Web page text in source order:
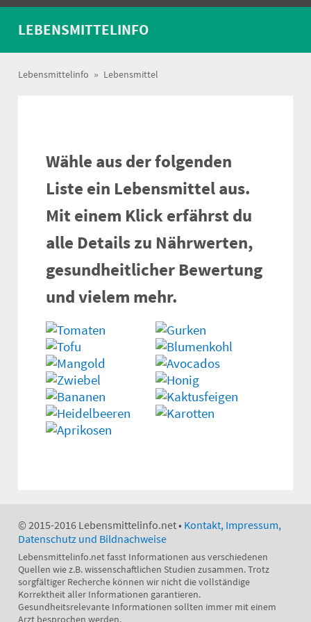
LEBENSMITTELINFO
Lebensmittelinfo » Lebensmittel
Wähle aus der folgenden
Liste ein Lebensmittel aus.
Mit einem Klick erfährst du
alle Details zu Nährwerten,
gesundheitlicher Bewertung
und vielem mehr.
© 2015-2016 Lebensmittelinfo.net • Kontakt, Impressum,
Datenschutz und Bildnachweise
Lebensmittelinfo.net fasst Informationen aus verschiedenen
Quellen wie z.B. wissenschaftlichen Studien zusammen. Trotz
sorgfältiger Recherche können wir nicht die vollständige
Korrektheit aller Informationen garantieren.
Gesundheitsrelevante Informationen sollten immer mit einem
Arzt besprochen werden.